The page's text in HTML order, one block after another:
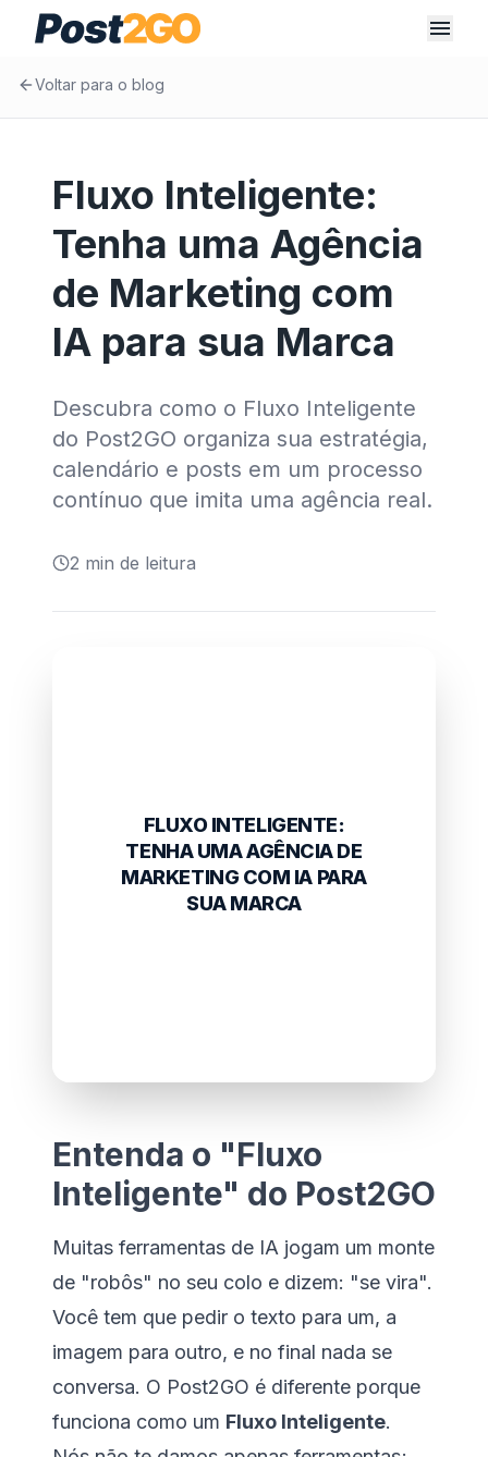
Voltar para o blog
Fluxo Inteligente:
Tenha uma Agência
de Marketing com
IA para sua Marca
Descubra como o Fluxo Inteligente
do Post2GO organiza sua estratégia,
calendário e posts em um processo
contínuo que imita uma agência real.
2 min de leitura
FLUXO INTELIGENTE:
TENHA UMA AGÊNCIA DE
MARKETING COM IA PARA
SUA MARCA
Entenda o "Fluxo
Inteligente" do Post2GO
Muitas ferramentas de IA jogam um monte
de "robôs" no seu colo e dizem: "se vira".
Você tem que pedir o texto para um, a
imagem para outro, e no final nada se
conversa. O Post2GO é diferente porque
funciona como um Fluxo Inteligente.